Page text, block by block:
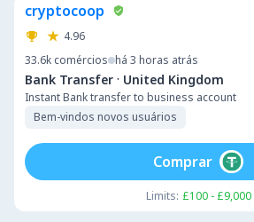
cryptocoop
4.96
33.6k comércios há 3 horas atrás
Bank Transfer · United Kingdom
Instant Bank transfer to business account
Bem-vindos novos usuários
Limits: £100 - £9,000
Comprar